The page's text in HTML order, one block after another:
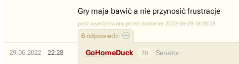
6 odpowiedzi
Gry maja bawić a nie przynosić frustracje
post wyedytowany przez noobmer 2022-06-29 18:28:28
29.06.2022 22:28 GoHomeDuck 78 Senator